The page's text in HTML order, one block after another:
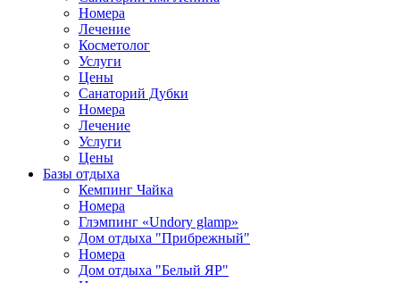
Номера
Лечение
Косметолог
Услуги
Цены
Санаторий Дубки
Номера
Лечение
Услуги
Цены
Базы отдыха
Кемпинг Чайка
Номера
Глэмпинг «Undory glamp»
Дом отдыха "Прибрежный"
Номера
Дом отдыха "Белый ЯР"